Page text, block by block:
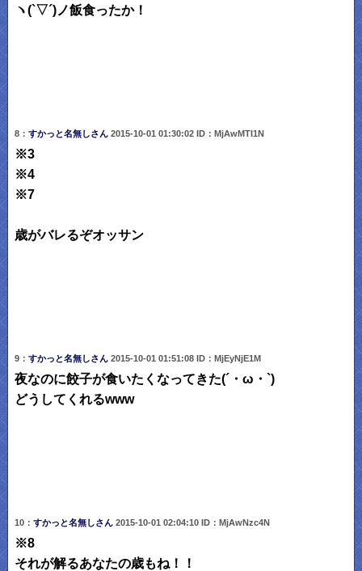
ヽ(`▽´)ノ飯食ったか！
8： すかっと名無しさん 2015-10-01 01:30:02 ID：MjAwMTI1N
※3
※4
※7
歳がバレるぞオッサン
9： すかっと名無しさん 2015-10-01 01:51:08 ID：MjEyNjE1M
夜なのに餃子が食いたくなってきた(´・ω・`)
どうしてくれるwww
10： すかっと名無しさん 2015-10-01 02:04:10 ID：MjAwNzc4N
※8
それが解るあなたの歳もね！！